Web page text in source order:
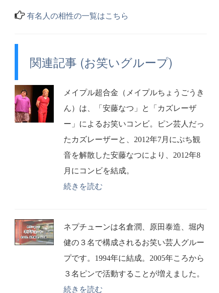
有名人の相性の一覧はこちら
関連記事 (お笑いグループ)
メイプル超合金（メイプルちょうごうき
ん）は、「安藤なつ」と「カズレーザ
ー」によるお笑いコンビ。ピン芸人だっ
たカズレーザーと、2012年7月にぷち観
音を解散した安藤なつにより、2012年8
月にコンビを結成。
続きを読む
ネプチューンは名倉潤、原田泰造、堀内
健の３名で構成されるお笑い芸人グルー
プです。1994年に結成。2005年ころから
３名ピンで活動することが増えました。
続きを読む